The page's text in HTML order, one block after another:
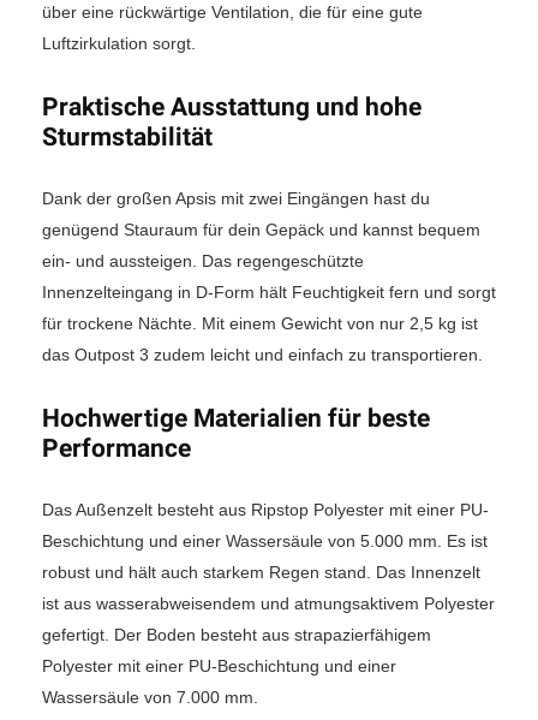
über eine rückwärtige Ventilation, die für eine gute
Luftzirkulation sorgt.
Praktische Ausstattung und hohe
Sturmstabilität
Dank der großen Apsis mit zwei Eingängen hast du
genügend Stauraum für dein Gepäck und kannst bequem
ein- und aussteigen. Das regengeschützte
Innenzelteingang in D-Form hält Feuchtigkeit fern und sorgt
für trockene Nächte. Mit einem Gewicht von nur 2,5 kg ist
das Outpost 3 zudem leicht und einfach zu transportieren.
Hochwertige Materialien für beste
Performance
Das Außenzelt besteht aus Ripstop Polyester mit einer PU-
Beschichtung und einer Wassersäule von 5.000 mm. Es ist
robust und hält auch starkem Regen stand. Das Innenzelt
ist aus wasserabweisendem und atmungsaktivem Polyester
gefertigt. Der Boden besteht aus strapazierfähigem
Polyester mit einer PU-Beschichtung und einer
Wassersäule von 7.000 mm.